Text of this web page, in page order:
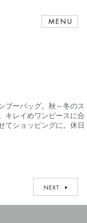
ブーバッグ。秋～冬のス
キレイめワンピースに合
てショッピングに。休日